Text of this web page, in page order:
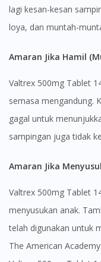
Visit
You seem
lagi kesan-kesan
loya, dan muntah-
Amaran Jika Hamil
Valtrex 500mg Tablet
semasa mengandung.
gagal untuk
sampingan juga tidak
Amaran Jika
Valtrex 500mg Tablet
menyusukan anak.
telah digunakan untuk
The American